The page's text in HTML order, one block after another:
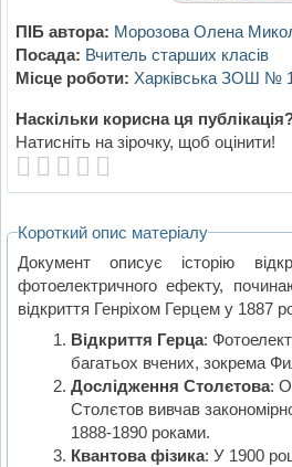
ПІБ автора: Морозова Олена
Посада: Вчитель старших класів
Місце роботи: Харківська ЗОШ №
Наскільки корисна ця
Натисніть на зірочку, щоб оцінити!
Короткий опис матеріалу
Документ описує історію
фотоелектричного ефекту,
відкриття Генріхом Герцем у 1887
Відкриття Герца:
багатьох вчених, зокрема
Дослідження Столєтова:
Столєтов вивчав
1888-1890 роками.
Квантова фізика: У 1900